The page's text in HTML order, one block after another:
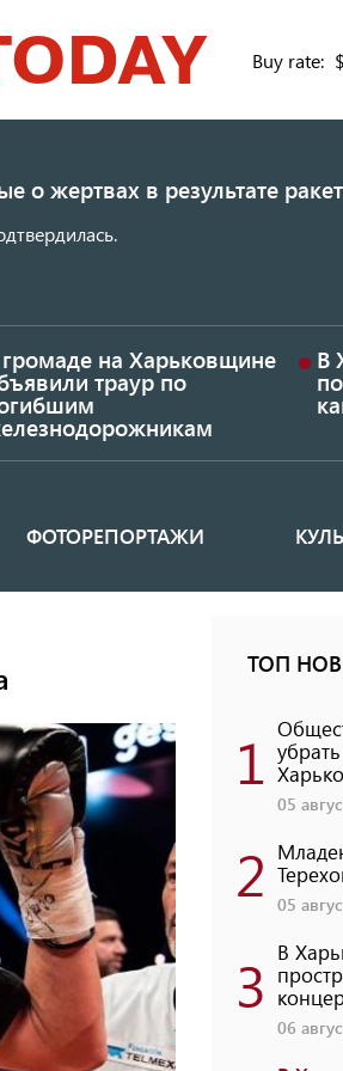
Buy rate:
о жертвах в результате
на Харьковщине
траур по
В
ФОТОРЕПОРТАЖИ
ТОП
1
05
2 05
3 В
06